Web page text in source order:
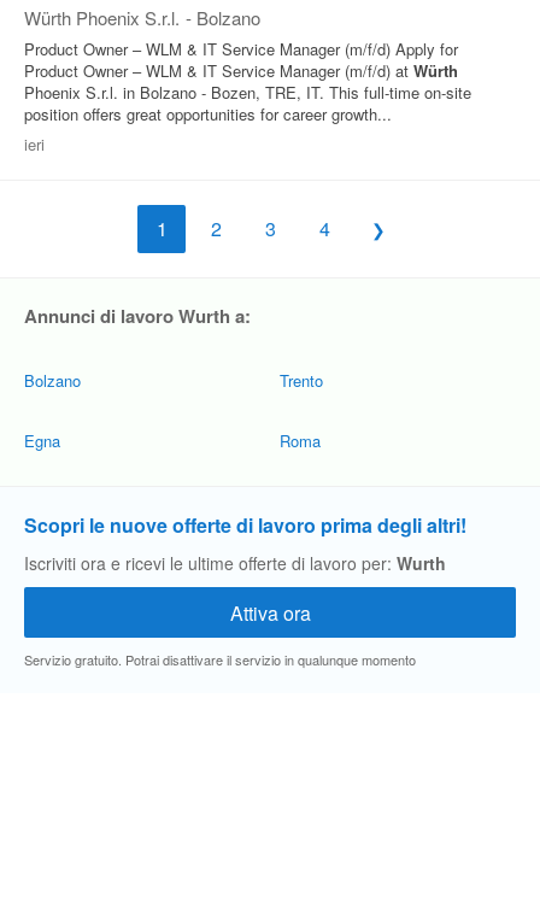
Würth Phoenix S.r.l. - Bolzano
Product Owner – WLM & IT Service Manager (m/f/d) Apply for
Product Owner – WLM & IT Service Manager (m/f/d) at Würth
Phoenix S.r.l. in Bolzano - Bozen, TRE, IT. This full‑time on‑site
position offers great opportunities for career growth...
ieri
1 2 3 4
Annunci di lavoro Wurth a:
Bolzano
Egna
Trento
Roma
Scopri le nuove offerte di lavoro prima degli altri!
Iscriviti ora e ricevi le ultime offerte di lavoro per: Wurth
Servizio gratuito. Potrai disattivare il servizio in qualunque momento